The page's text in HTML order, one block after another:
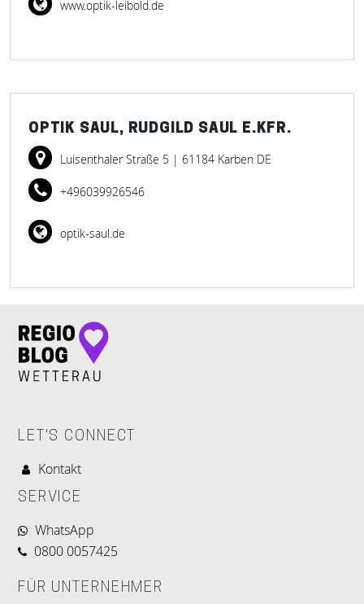
www.optik-leibold.de
OPTIK SAUL, RUDGILD SAUL E.KFR.
Luisenthaler Straße 5 | 61184 Karben DE
+496039926546
optik-saul.de
LET'S CONNECT
Kontakt
SERVICE
WhatsApp
0800 0057425
FÜR UNTERNEHMER